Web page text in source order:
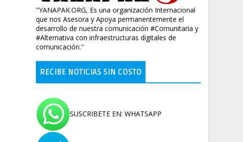
"YANAPAK.ORG, Es una organización Internacional
que nos Asesora y Apoya permanentemente el
desarrollo de nuestra comunicación #Comunitaria y
#Alternativa con infraestructuras digitales de
comunicación."
RECIBE NOTICIAS SIN COSTO
SUSCRIBETE EN: WHATSAPP